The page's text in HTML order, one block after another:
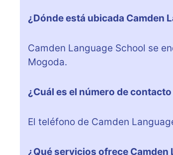
¿Dónde está ubicada Camden
Camden Language School se
Mogoda.
¿Cuál es el número de
El teléfono de Camden
¿Qué servicios ofrece Camden